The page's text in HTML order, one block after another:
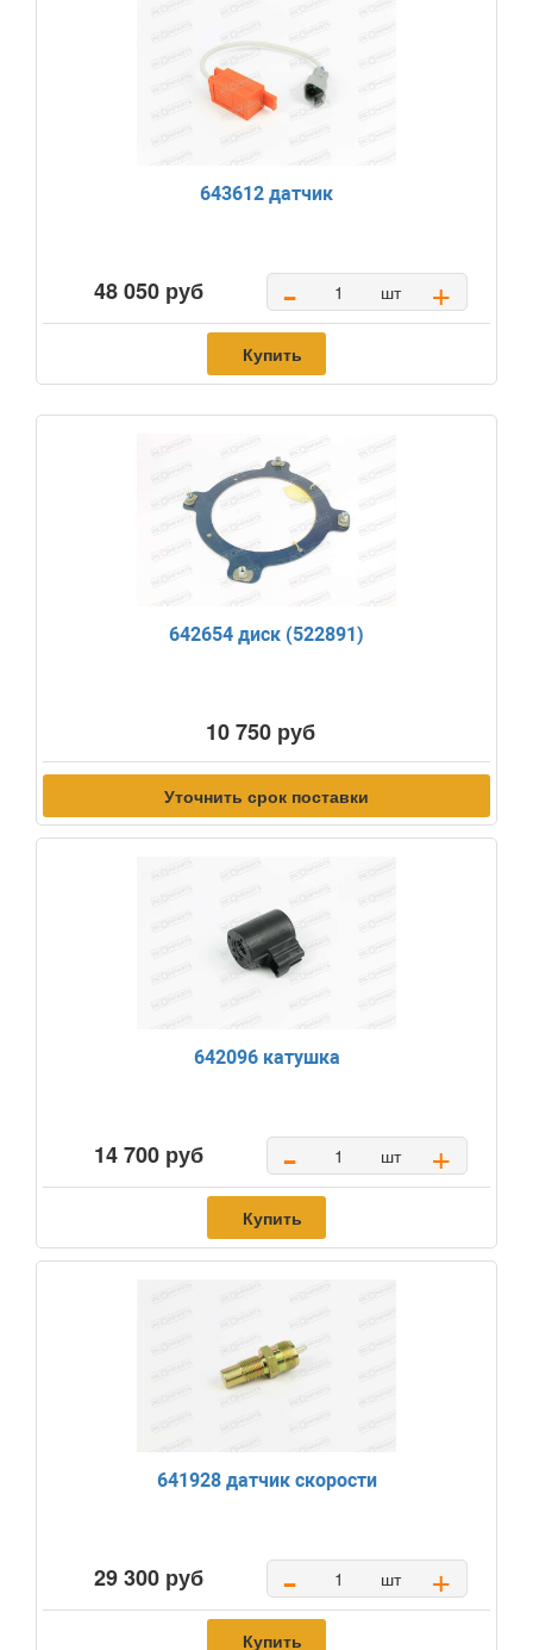
643612 датчик
48 050 руб - шт +
Купить
642654 диск (522891)
10 750 руб
Уточнить срок поставки
642096 катушка
14 700 руб - шт +
Купить
641928 датчик скорости
29 300 руб - шт +
Купить